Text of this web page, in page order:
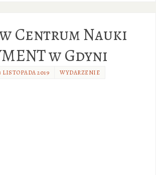
Centrum Nauki
w Gdyni
LISTOPADA 2019 WYDARZENIE